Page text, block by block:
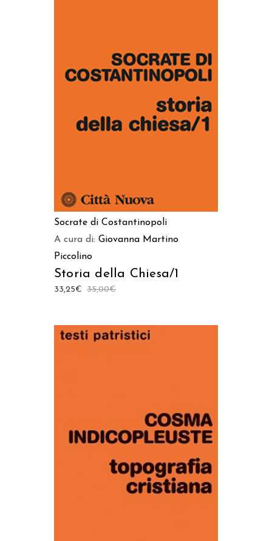
Socrate di Costantinopoli
A cura di: Giovanna Martino
Piccolino
Storia della Chiesa/1
35,00€
33,25€